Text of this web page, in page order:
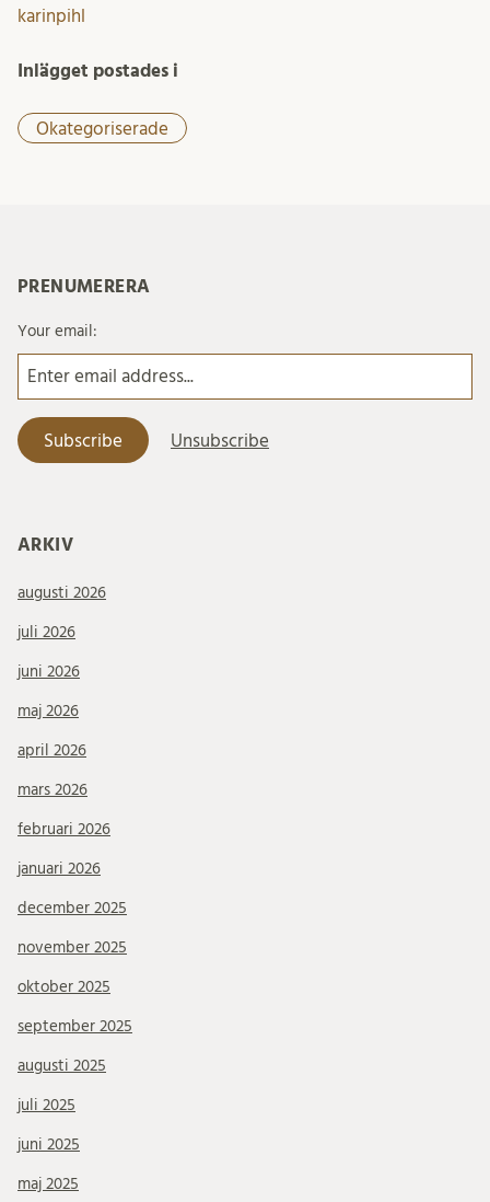
karinpihl
Inlägget postades i
Okategoriserade
PRENUMERERA
Your email:
ARKIV
augusti 2026
juli 2026
juni 2026
maj 2026
april 2026
mars 2026
februari 2026
januari 2026
december 2025
november 2025
oktober 2025
september 2025
augusti 2025
juli 2025
juni 2025
maj 2025